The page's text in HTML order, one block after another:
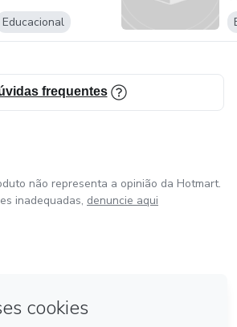
Educacional
frequentes
não representa a opinião da Hotmart.
inadequadas, denuncie aqui